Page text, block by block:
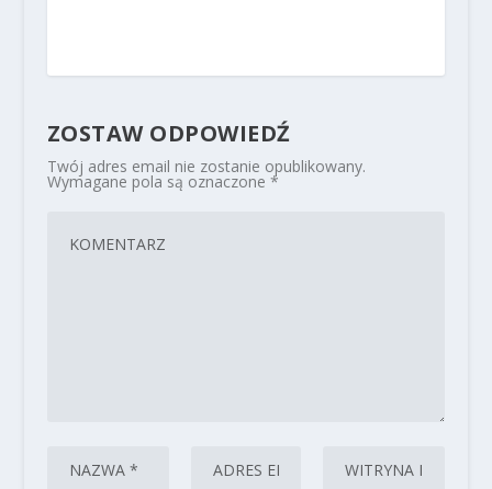
ZOSTAW ODPOWIEDŹ
Twój adres email nie zostanie opublikowany.
Wymagane pola są oznaczone *